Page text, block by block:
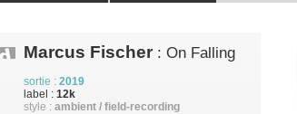
Marcus Fischer : On Falling
sortie : 2019
label : 12k
style : ambient / field-recording